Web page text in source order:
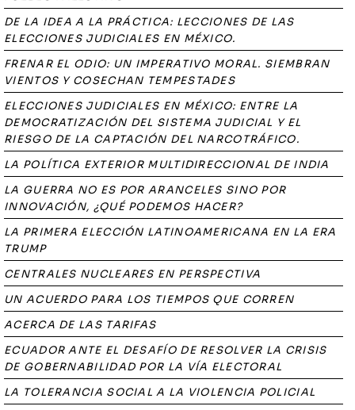
DE LA IDEA A LA PRÁCTICA: LECCIONES DE LAS
ELECCIONES JUDICIALES EN MÉXICO.
FRENAR EL ODIO: UN IMPERATIVO MORAL. SIEMBRAN
VIENTOS Y COSECHAN TEMPESTADES
ELECCIONES JUDICIALES EN MÉXICO: ENTRE LA
DEMOCRATIZACIÓN DEL SISTEMA JUDICIAL Y EL
RIESGO DE LA CAPTACIÓN DEL NARCOTRÁFICO.
LA POLÍTICA EXTERIOR MULTIDIRECCIONAL DE INDIA
LA GUERRA NO ES POR ARANCELES SINO POR
INNOVACIÓN, ¿QUÉ PODEMOS HACER?
LA PRIMERA ELECCIÓN LATINOAMERICANA EN LA ERA
TRUMP
CENTRALES NUCLEARES EN PERSPECTIVA
UN ACUERDO PARA LOS TIEMPOS QUE CORREN
ACERCA DE LAS TARIFAS
ECUADOR ANTE EL DESAFÍO DE RESOLVER LA CRISIS
DE GOBERNABILIDAD POR LA VÍA ELECTORAL
LA TOLERANCIA SOCIAL A LA VIOLENCIA POLICIAL